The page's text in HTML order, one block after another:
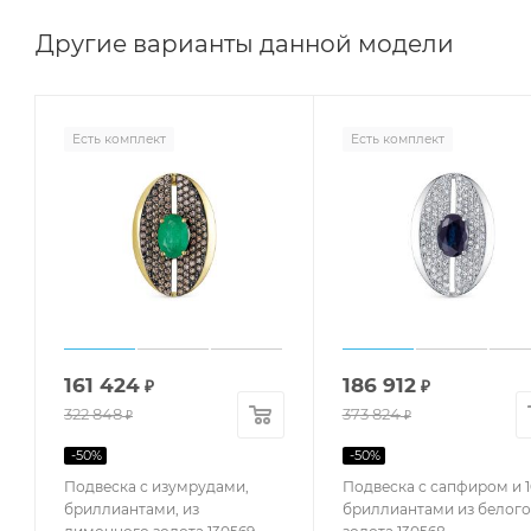
Другие варианты данной модели
Есть комплект
Подвеска с изумрудами,
бриллиантами, из
161 424 ₽
322 848₽
-50%
Есть комплект
Подвеска с сапфиром и
бриллиантами из белого
186 912₽
373 824₽
-50%